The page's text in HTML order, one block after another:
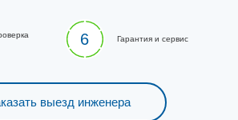
6 Гарантия и сервис
выезд инженера